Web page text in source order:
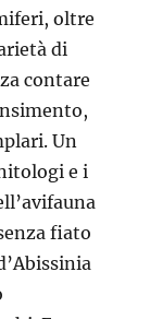
oltre
di
contare
Un
e i
fiato